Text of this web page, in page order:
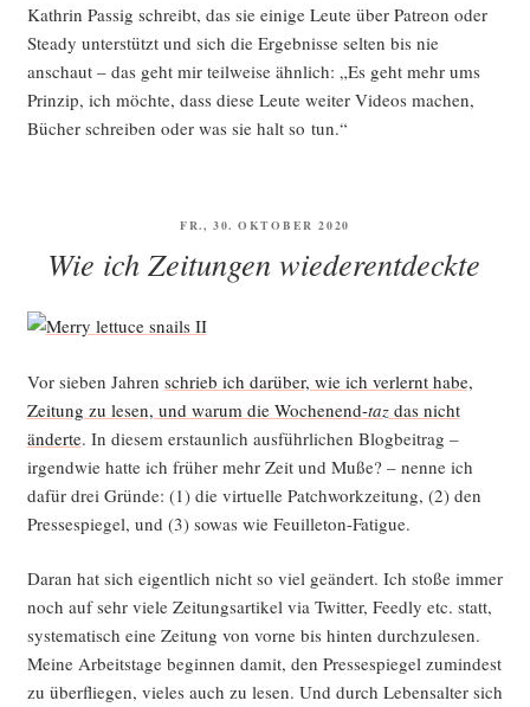
Kath­rin Pas­sig schreibt, das sie eini­ge Leu­te über Patre­on oder
Ste­ady unter­stützt und sich die Ergeb­nis­se sel­ten bis nie
anschaut – das geht mir teil­wei­se ähn­lich: „Es geht mehr ums
Prin­zip, ich möch­te, dass die­se Leu­te wei­ter Vide­os machen,
Bücher schrei­ben oder was sie halt so tun.“
VERÖFFENTLICHT
FR., 30. OKTOBER 2020
Wie ich Zeitungen wiederentdeckte
Vor sie­ben Jah­ren schrieb ich dar­über, wie ich ver­lernt habe,
Zei­tung zu lesen, und war­um die Wochen­end-tazdas nicht
änder­te. In die­sem erstaun­lich aus­führ­li­chen Blog­bei­trag –
irgend­wie hat­te ich frü­her mehr Zeit und Muße? – nen­ne ich
dafür drei Grün­de: (1) die vir­tu­el­le Patch­work­zei­tung, (2) den
Pres­se­spie­gel, und (3) sowas wie Feuilleton-Fatigue.
Dar­an hat sich eigent­lich nicht so viel geän­dert. Ich sto­ße immer
noch auf sehr vie­le Zei­tungs­ar­ti­kel via Twit­ter, Feed­ly etc. statt,
sys­te­ma­tisch eine Zei­tung von vor­ne bis hin­ten durch­zu­le­sen.
Mei­ne Arbeits­ta­ge begin­nen damit, den Pres­se­spie­gel zumin­dest
zu über­flie­gen, vie­les auch zu lesen. Und durch Lebens­al­ter sich